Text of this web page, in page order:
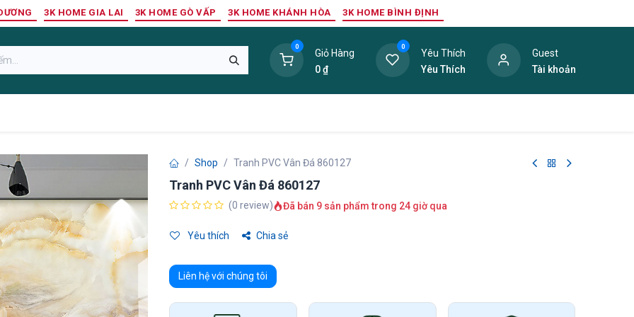
3K HOME GIA LAI 3K HOME GÒ VẤP 3K HOME KHÁNH HÒA 3K HOME BÌNH ĐỊNH
0
Giỏ Hàng
0₫
0
Yêu Thích
Yêu Thích
Guest
Tài khoản
Shop Tranh PVC Vân Đá 860127
Tranh PVC Vân Đá 860127
(0 review) Đã bán 9 sản phẩm trong 24 giờ qua
Yêu thích Chia sẻ
Liên hệ với chúng tôi